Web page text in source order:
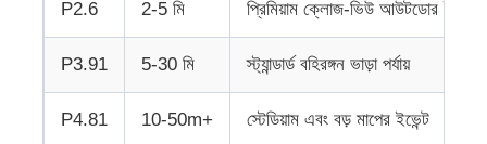
P2.6 2-5 মি প্রিমিয়াম ক্লোজ-ভিউ আউটডোর ইভেন্ট
P3.91 5-30 মি স্ট্যান্ডার্ড বহিরঙ্গন ভাড়া পর্যায়
P4.81 10-50m+ স্টেডিয়াম এবং বড় মাপের ইভেন্ট